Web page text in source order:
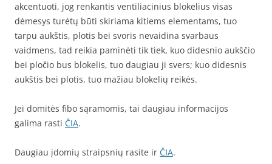
akcentuoti, jog renkantis ventiliacinius blokelius visas
dėmesys turėtų būti skiriama kitiems elementams, tuo
tarpu aukštis, plotis bei svoris nevaidina svarbaus
vaidmens, tad reikia paminėti tik tiek, kuo didesnio aukščio
bei pločio bus blokelis, tuo daugiau ji svers; kuo didesnis
aukštis bei plotis, tuo mažiau blokelių reikės.
Jei domitės fibo sąramomis, tai daugiau informacijos
galima rasti ČIA.
Daugiau įdomių straipsnių rasite ir ČIA.